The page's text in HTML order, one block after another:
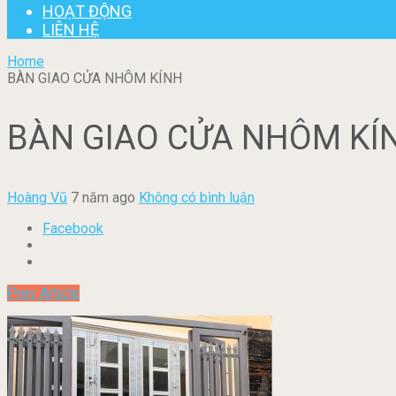
HOẠT ĐỘNG
LIÊN HỆ
Home
BÀN GIAO CỬA NHÔM KÍNH
BÀN GIAO CỬA NHÔM
Hoàng Vũ 7 năm ago Không có bình luận
Facebook
Prev Article